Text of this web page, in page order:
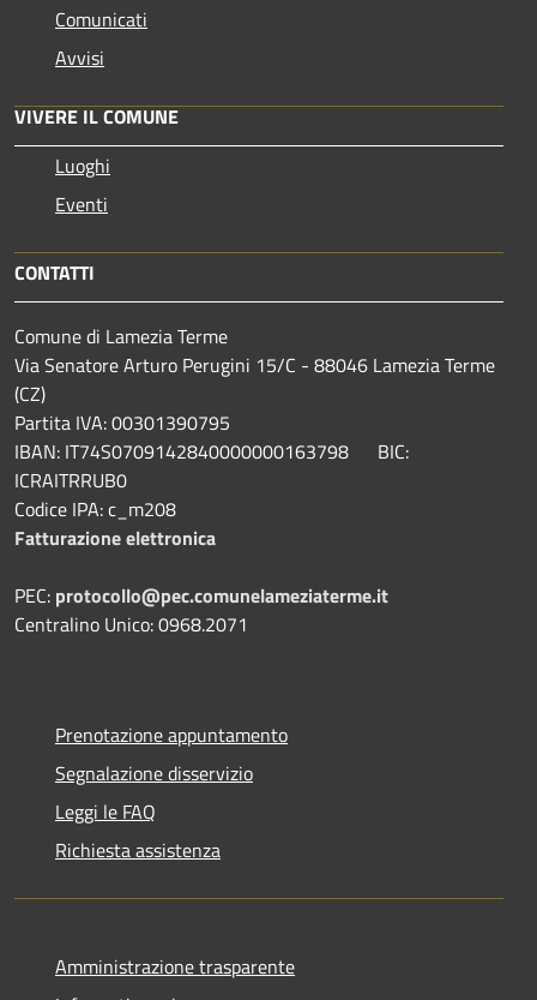
Comunicati
Avvisi
VIVERE IL COMUNE
Luoghi
Eventi
CONTATTI
Comune di Lamezia Terme
Via Senatore Arturo Perugini 15/C - 88046 Lamezia Terme
(CZ)
Partita IVA: 00301390795
IBAN: IT74S0709142840000000163798 BIC:
ICRAITRRUB0
Codice IPA: c_m208
Fatturazione elettronica
PEC: protocollo@pec.comunelameziaterme.it
Centralino Unico: 0968.2071
Prenotazione appuntamento
Segnalazione disservizio
Leggi le FAQ
Richiesta assistenza
Amministrazione trasparente